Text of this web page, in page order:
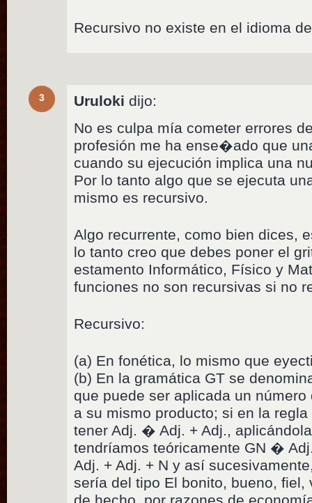
Recursivo no existe en el idioma
3 Uruloki dijo:
No es culpa mía cometer errores
profesión me ha ense�ado que
cuando su ejecución implica una
Por lo tanto algo que se ejecuta
mismo es recursivo.
Algo recurrente, como bien dices,
lo tanto creo que debes poner el
estamento Informático, Físico y
funciones no son recursivas si no
Recursivo:
(a) En fonética, lo mismo que
(b) En la gramática GT se
que puede ser aplicada un
a su mismo producto; si en la
tener Adj. � Adj. + Adj.,
tendríamos teóricamente GN �
Adj. + Adj. + N y así
sería del tipo El bonito, bueno,
de hecho, por razones de